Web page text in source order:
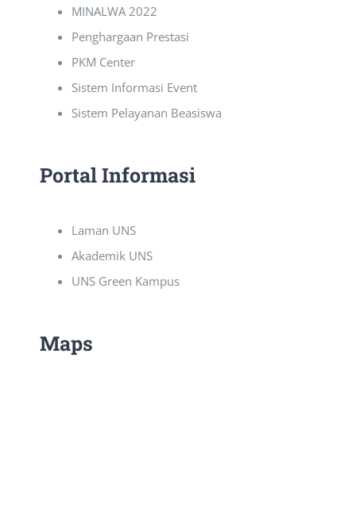
MINALWA 2022
Penghargaan Prestasi
PKM Center
Sistem Informasi Event
Sistem Pelayanan Beasiswa
Portal Informasi
Laman UNS
Akademik UNS
UNS Green Kampus
Maps